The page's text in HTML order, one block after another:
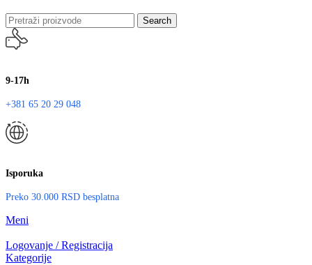
Search
9-17h
+381 65 20 29 048
Isporuka
Preko 30.000 RSD besplatna
Meni
Logovanje / Registracija
Kategorije